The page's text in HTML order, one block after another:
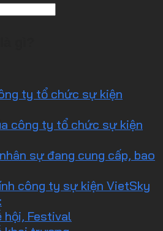
ty tổ chức sự kiện
công ty tổ chức sự kiện
sự đang cung cấp, bao
công ty sự kiện VietSky
hội, Festival